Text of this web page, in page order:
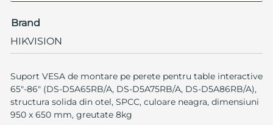
Brand
HIKVISION
Suport VESA de montare pe perete pentru table interactive
65"-86" (DS-D5A65RB/A, DS-D5A75RB/A, DS-D5A86RB/A),
structura solida din otel, SPCC, culoare neagra, dimensiuni
950 x 650 mm, greutate 8kg